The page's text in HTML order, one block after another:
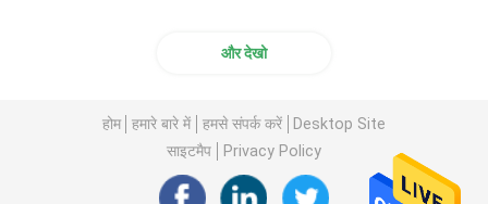
और देखो
होम हमारे बारे में हमसे संपर्क करें
Desktop Site
साइटमैप
Privacy Policy